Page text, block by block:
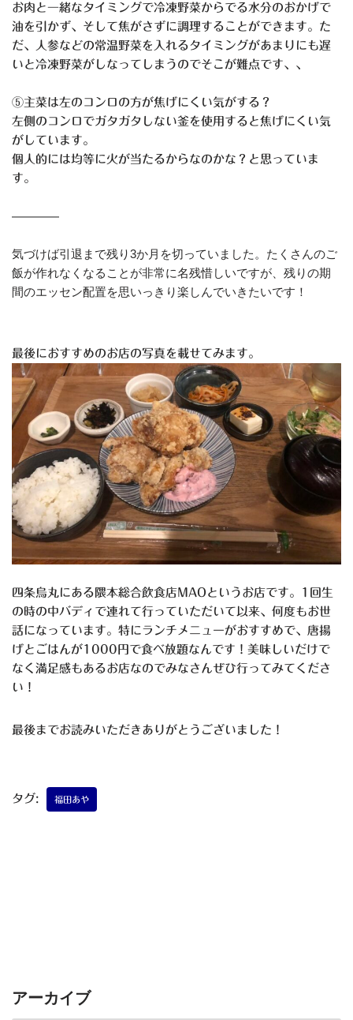
お肉と一緒なタイミングで冷凍野菜からでる水分のおかげで
油を引かず、そして焦がさずに調理することができます。た
だ、人参などの常温野菜を入れるタイミングがあまりにも遅
いと冷凍野菜がしなってしまうのでそこが難点です、、
⑤主菜は左のコンロの方が焦げにくい気がする？
左側のコンロでガタガタしない釜を使用すると焦げにくい気
がしています。
個人的には均等に火が当たるからなのかな？と思っていま
す。
————
気づけば引退まで残り3か月を切っていました。たくさんのご
飯が作れなくなることが非常に名残惜しいですが、残りの期
間のエッセン配置を思いっきり楽しんでいきたいです！
最後におすすめのお店の写真を載せてみます。
四条烏丸にある隈本総合飲食店MAOというお店です。1回生
の時の中バディで連れて行っていただいて以来、何度もお世
話になっています。特にランチメニューがおすすめで、唐揚
げとごはんが1000円で食べ放題なんです！美味しいだけで
なく満足感もあるお店なのでみなさんぜひ行ってみてくださ
い！
最後までお読みいただきありがとうございました！
タグ: 福田あや
アーカイブ